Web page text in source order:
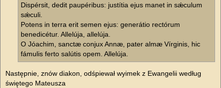
Dispérsit, dedit paupéribus: justítia ejus manet in sǽculum
sǽculi.
Potens in terra erit semen ejus: generátio rectórum
benedicétur. Allelúja, allelúja.
O Jóachim, sanctæ conjux Annæ, pater almæ Vírginis, hic
fámulis ferto salútis opem. Allelúja.
Następnie, znów diakon, odśpiewał wyimek z Ewangelii według
świętego Mateusza